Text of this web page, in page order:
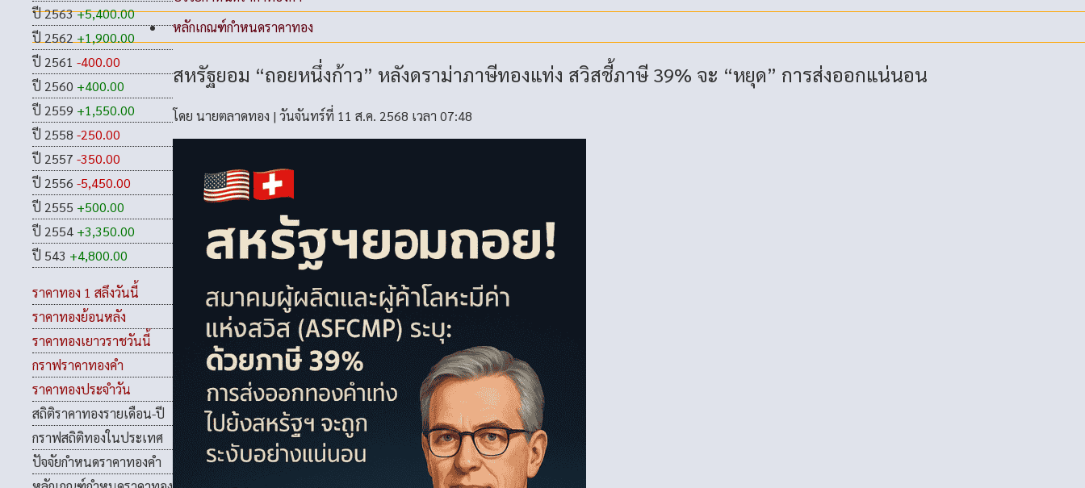
ปี 2563+5,400.00
ปี 2562+1,900.00
ปี 2561 -400.00
ปี 2560 +400.00
ปี 2559 +1,550.00
ปี 2558 -250.00
ปี 2557 -350.00
ปี 2556 -5,450.00
ปี 2555 +500.00
ปี 2554 +3,350.00
ปี 543 +4,800.00
ราคาทอง 1 สลึงวันนี้
ราคาทองย้อนหลัง
ราคาทองเยาวราชวันนี้
กราฟราคาทองคำ
ราคาทองประจำวัน
สถิติราคาทองรายเดือน-ปี
กราฟสถิติทองในประเทศ
ปัจจัยกำหนดราคาทองคำ
หลักเกณฑ์กำหนดราคาทอง
สหรัฐยอม “ถอยหนึ่งก้าว” หลังดราม่าภาษีทองแท่ง สวิสชี้ภาษี 39% จะ “หยุด” การส่งออกแน่นอน
โดย นายตลาดทอง | วันจันทร์ที่ 11 ส.ค. 2568 เวลา 07:48